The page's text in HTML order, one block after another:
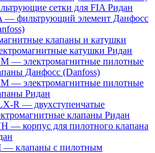
сетки для FIA Ридан
— фильтрующий элемент Данфосс
клапаны и катушки
катушки Ридан
— электромагнитные пилотные
Данфосс (Danfoss)
— электромагнитные пилотные
Ридан
R — двухступенчатые
клапаны Ридан
— корпус для пилотного клапана
— клапаны с пилотным